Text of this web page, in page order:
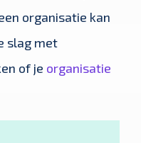
organisatie kan
slag met
of je organisatie